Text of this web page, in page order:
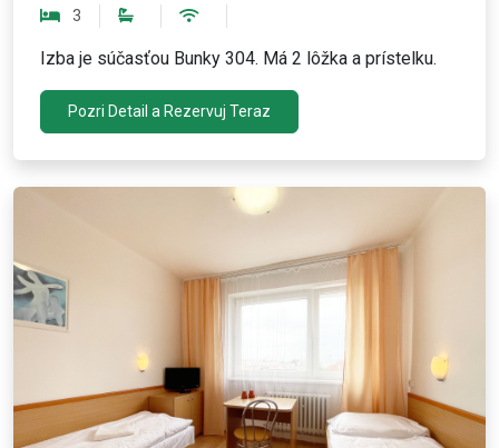
3
Izba je súčasťou Bunky 304. Má 2 lôžka a prístelku.
Pozri Detail a Rezervuj Teraz